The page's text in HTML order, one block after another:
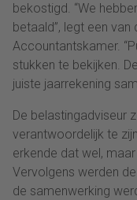
bekostigd. “We
betaald”, legt een
Accountantskamer.
stukken te bekijken.
juiste jaarrekening
De belastingadviseur
verantwoordelijk te
erkende dat wel,
Vervolgens werden
de samenwerking